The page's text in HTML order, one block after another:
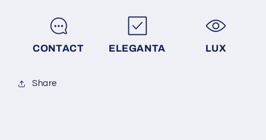
CONTACT ELEGANTA LUX
Share